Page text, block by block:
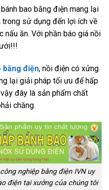
bao bằng điện mang lại
sử dụng đến lợi ích về
nấu ăn. Với phần báo giá nồi
bằng điện, nồi điện có xửng
lại giải pháp tối ưu để hấp
đây là sản phẩm chất
chăng.
nghiệp bằng điện IVN uy
điện tại xưởng của chúng tôi